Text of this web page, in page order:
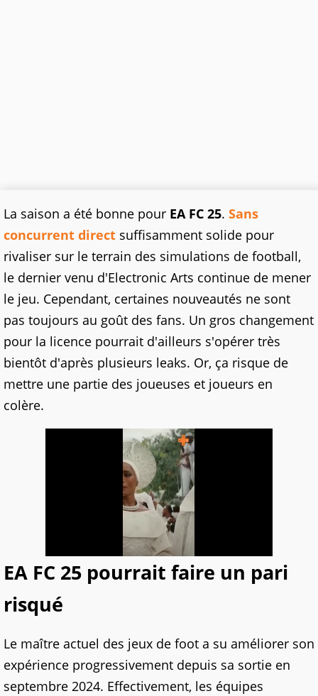
La saison a été bonne pour EA FC 25. Sans
concurrent direct suffisamment solide pour
rivaliser sur le terrain des simulations de football,
le dernier venu d'Electronic Arts continue de mener
le jeu. Cependant, certaines nouveautés ne sont
pas toujours au goût des fans. Un gros changement
pour la licence pourrait d'ailleurs s'opérer très
bientôt d'après plusieurs leaks. Or, ça risque de
mettre une partie des joueuses et joueurs en
colère.
EA FC 25 pourrait faire un pari
risqué
Le maître actuel des jeux de foot a su améliorer son
expérience progressivement depuis sa sortie en
septembre 2024. Effectivement, les équipes